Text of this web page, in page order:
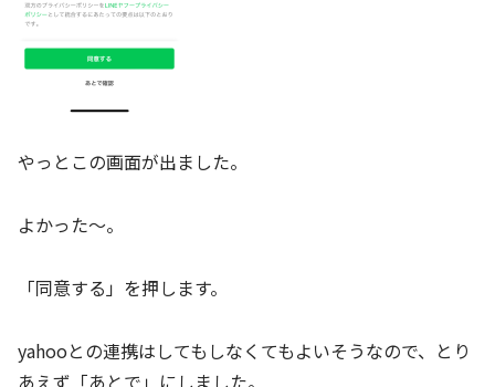
やっとこの画面が出ました。
よかった～。
「同意する」を押します。
yahooとの連携はしてもしなくてもよいそうなので、とり
あえず「あとで」にしました。